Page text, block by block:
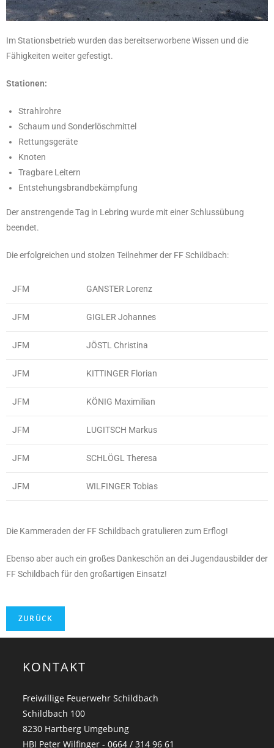
Im Stationsbetrieb wurden das bereitserworbene Wissen und die
Fähigkeiten weiter gefestigt.
Stationen:
Strahlrohre
Schaum und Sonderlöschmittel
Rettungsgeräte
Knoten
Tragbare Leitern
Entstehungsbrandbekämpfung
Der anstrengende Tag in Lebring wurde mit einer Schlussübung
beendet.
Die erfolgreichen und stolzen Teilnehmer der FF Schildbach:
JFM GANSTER Lorenz
JFM GIGLER Johannes
JFM JÖSTL Christina
JFM KITTINGER Florian
JFM KÖNIG Maximilian
JFM LUGITSCH Markus
JFM SCHLÖGL Theresa
JFM WILFINGER Tobias
Die Kammeraden der FF Schildbach gratulieren zum Erflog!
Ebenso aber auch ein großes Dankeschön an dei Jugendausbilder der
FF Schildbach für den großartigen Einsatz!
KONTAKT
Freiwillige Feuerwehr Schildbach
Schildbach 100
8230 Hartberg Umgebung
HBI Peter Wilfinger - 0664 / 314 96 61